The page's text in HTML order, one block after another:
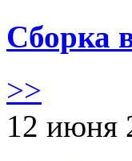
Сборка
>>
12 июня